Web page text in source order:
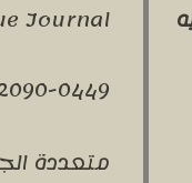
Journal
0449
متعددة